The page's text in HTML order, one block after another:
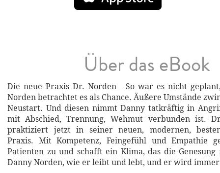
Über das eBook
Die neue Praxis Dr. Norden - So war es nicht
Norden betrachtet es als Chance. Äußere Umstände
Neustart. Und diesen nimmt Danny tatkräftig in
mit Abschied, Trennung, Wehmut verbunden ist.
praktiziert jetzt in seiner neuen, modernen,
Praxis. Mit Kompetenz, Feingefühl und Empathie
Patienten zu und schafft ein Klima, das die
Danny Norden, wie er leibt und lebt, und er wird immer